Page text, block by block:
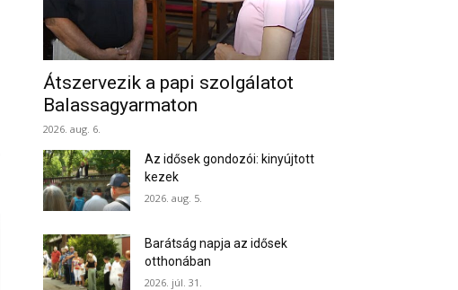
Átszervezik a papi szolgálatot
Balassagyarmaton
2026. aug. 6.
Az idősek gondozói: kinyújtott
kezek
2026. aug. 5.
Barátság napja az idősek
otthonában
2026. júl. 31.